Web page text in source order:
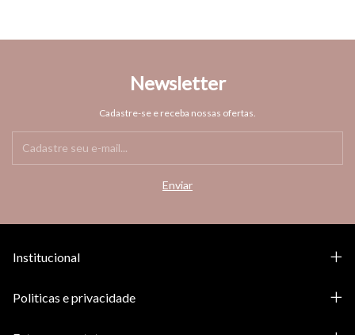
Newsletter
Cadastre-se e receba nossas ofertas.
Institucional
Politicas e privacidade